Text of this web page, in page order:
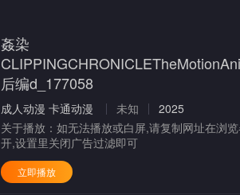
姦染
后编d_177058
成人动漫 卡通动漫 未知
2025
关于播放： 如无法播放或白屏,请复制网址在浏
开,设置里关闭广告过滤即可
立即播放